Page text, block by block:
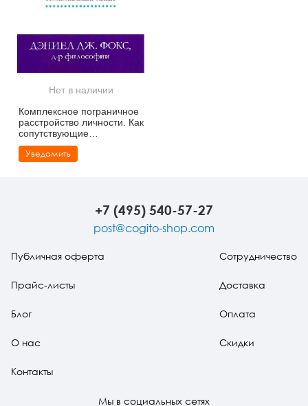
Нет в наличии
Комплексное пограничное
расстройство личности. Как
сопутствующие
расстройства влияют на
ПРЛ и как обрести
Уведомить
+7 (495) 540-57-27
post@cogito-shop.com
Публичная оферта
Прайс-листы
Блог
О нас
Контакты
Сотрудничество
Доставка
Оплата
Скидки
Мы в социальных сетях